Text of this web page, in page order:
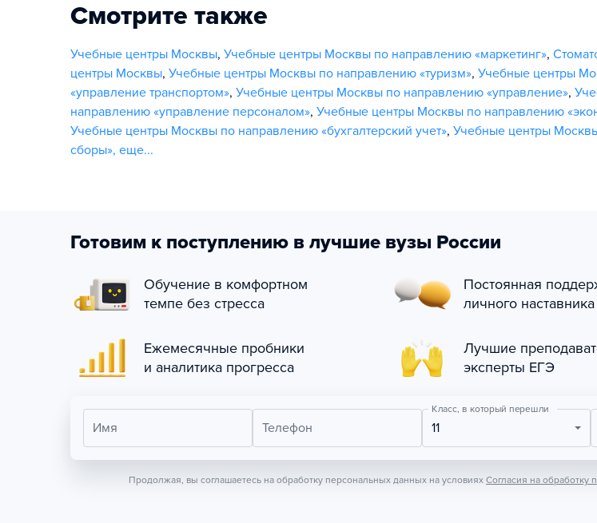
Смотрите также
Учебные центры Москвы, Учебные центры Москвы по направлению «маркетинг»,
центры Москвы, Учебные центры Москвы по направлению «туризм», Учебные центры
«управление транспортом», Учебные центры Москвы по направлению «управление»,
направлению «управление персоналом», Учебные центры Москвы по направлению
Учебные центры Москвы по направлению «бухгалтерский учет», Учебные центры
сборы», еще...
Готовим к поступлению в лучшие вузы России
Обучение в комфортном
темпе без стресса
Постоянная
личного наставника
Ежемесячные пробники
и аналитика прогресса
Лучшие
эксперты ЕГЭ
Имя Телефон
Класс, в который перешли
11
Продолжая, вы соглашаетесь на обработку персональных данных на условиях Согласия на обработку